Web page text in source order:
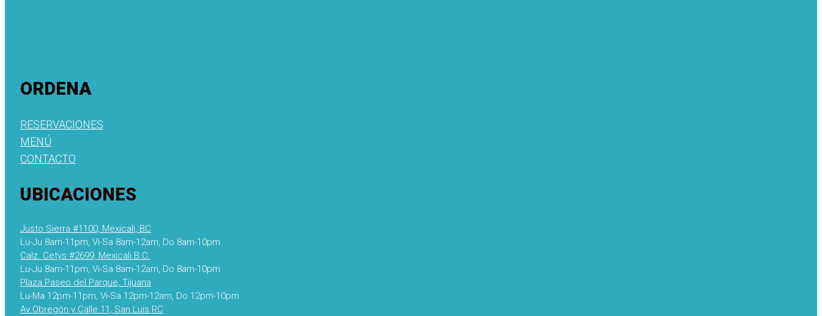
ORDENA
RESERVACIONES
MENÚ
CONTACTO
UBICACIONES
Justo Sierra #1100, Mexicali, BC
Lu-Ju 8am-11pm, Vi-Sa 8am-12am, Do 8am-10pm
Calz. Cetys #2699, Mexicali B.C.
Lu-Ju 8am-11pm, Vi-Sa 8am-12am, Do 8am-10pm
Plaza Paseo del Parque, Tijuana
Lu-Ma 12pm-11pm, Vi-Sa 12pm-12am, Do 12pm-10pm
Av Obregón y Calle 11, San Luis RC